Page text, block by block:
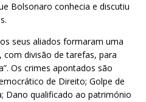
Bolsonaro conhecia e discutiu
seus aliados formaram uma
divisão de tarefas, para
Os crimes apontados são
de Direito; Golpe de
Dano qualificado ao património